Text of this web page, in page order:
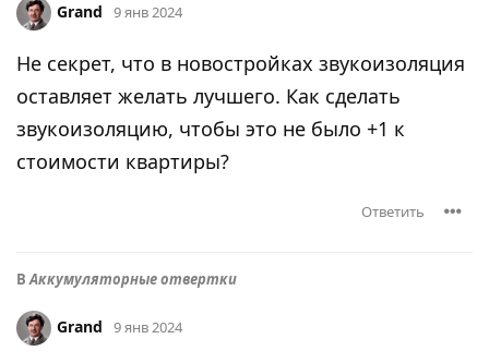
Grand 9 янв 2024
Не секрет, что в новостройках звукоизоляция
оставляет желать лучшего. Как сделать
звукоизоляцию, чтобы это не было +1 к
стоимости квартиры?
Ответить
ВАккумуляторные отвертки
Grand 9 янв 2024